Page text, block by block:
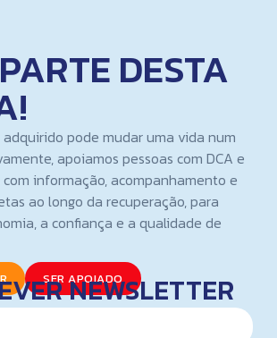
DESTA
pode mudar uma vida num
apoiamos pessoas com DCA e
informação, acompanhamento e
ao longo da recuperação, para
a confiança e a qualidade de
SER APOIADO
NEWSLETTER